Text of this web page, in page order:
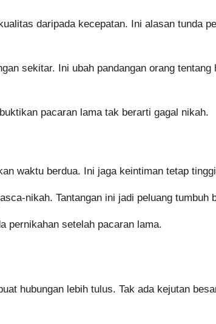
daripada kecepatan. Ini alasan tunda
sekitar. Ini ubah pandangan orang tentang
pacaran lama tak berarti gagal nikah.
waktu berdua. Ini jaga keintiman tetap
nikah. Tantangan ini jadi peluang tumbuh
pernikahan setelah pacaran lama.
hubungan lebih tulus. Tak ada kejutan